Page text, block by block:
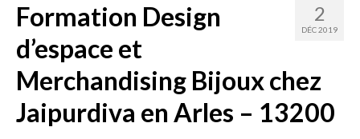
FORMATIONS
FORMATIONS DU POINT DE VENTE
MERCHANDISING & VITRINES
FORMATIONS RH
2
DÉC 2019
Formation Design
d’espace et
Merchandising Bijoux chez
Jaipurdiva en Arles – 13200